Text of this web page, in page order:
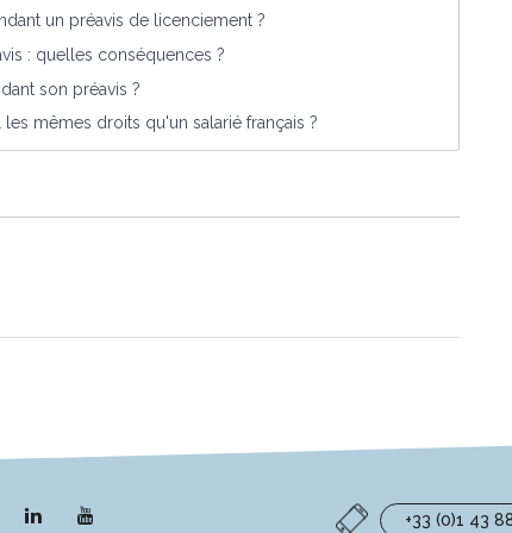
un préavis de licenciement ?
: quelles conséquences ?
son préavis ?
mêmes droits qu'un salarié français ?
Lien
Lien
+33 (0)1 43